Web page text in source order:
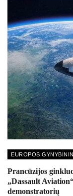
EUROPOS
Prancūzijos
„Dassault
demonstratorių